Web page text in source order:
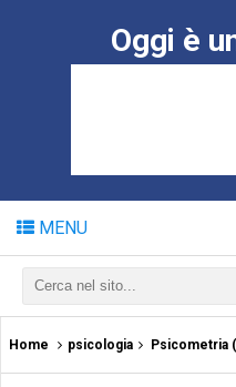
Oggi è
MENU
Home psicologia Psicometria (7/